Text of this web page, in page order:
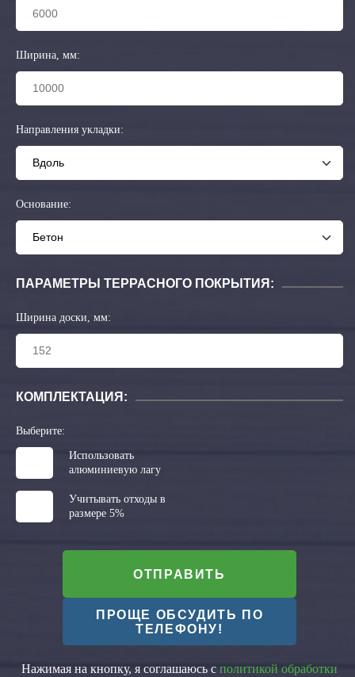
Ширина, мм:
Направления укладки:
Основание:
ПАРАМЕТРЫ ТЕРРАСНОГО ПОКРЫТИЯ:
Ширина доски, мм:
КОМПЛЕКТАЦИЯ:
Выберите:
Использовать
алюминиевую лагу
Учитывать отходы в
размере 5%
ОТПРАВИТЬ
ПРОЩЕ ОБСУДИТЬ ПО
ТЕЛЕФОНУ!
Нажимая на кнопку, я соглашаюсь с политикой обработки